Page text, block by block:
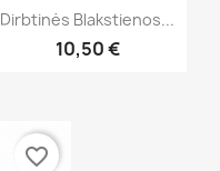
Greita peržiūra
Dirbtinės Blakstienos...
10,50 €
favorite_border